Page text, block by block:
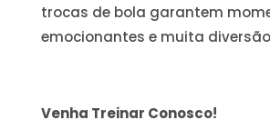
trocas de bola garantem
emocionantes e muita
Venha Treinar Conosco!